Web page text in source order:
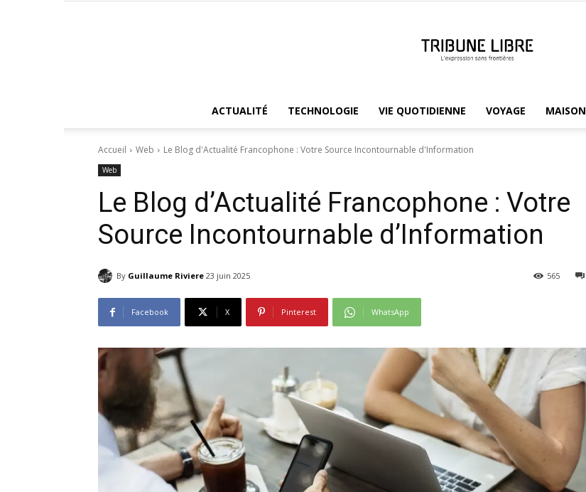
ACTUALITÉ TECHNOLOGIE VIE QUOTIDIENNE VOYAGE MAISON
Accueil Web Le Blog d'Actualité Francophone : Votre Source Incontournable d'Information
Web
Le Blog d’Actualité Francophone : Votre
Source Incontournable d’Information
By Guillaume Riviere 23 juin 2025 565
Facebook X Pinterest WhatsApp